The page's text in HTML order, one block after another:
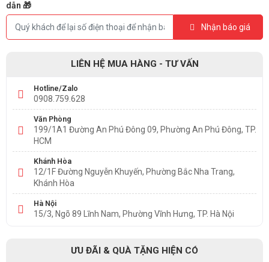
dẫn 🎁
Nhận báo giá
LIÊN HỆ MUA HÀNG - TƯ VẤN
Hotline/Zalo
0908.759.628
Văn Phòng
199/1A1 Đường An Phú Đông 09, Phường An Phú Đông, TP.
HCM
Khánh Hòa
12/1F Đường Nguyễn Khuyến, Phường Bắc Nha Trang,
Khánh Hòa
Hà Nội
15/3, Ngõ 89 Lĩnh Nam, Phường Vĩnh Hưng, TP. Hà Nội
ƯU ĐÃI & QUÀ TẶNG HIỆN CÓ